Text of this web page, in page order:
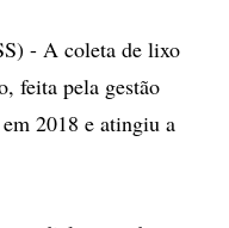
- A coleta de lixo
feita pela gestão
2018 e atingiu a